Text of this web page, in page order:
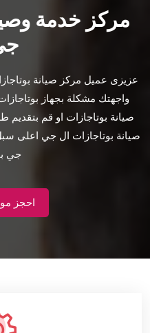
مركز خدمة
عزيزى عميل مركز صيانة
واجهتك مشكلة بجهاز
صيانة بوتاجازات او قم
صيانة بوتاجازات ال جي اعلى
جي
احجز